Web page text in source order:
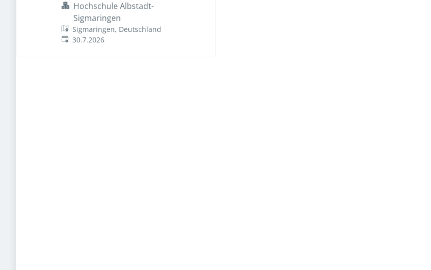
Hochschule Albstadt-
Sigmaringen
Sigmaringen, Deutschland
Veröffentlicht
30.7.2026